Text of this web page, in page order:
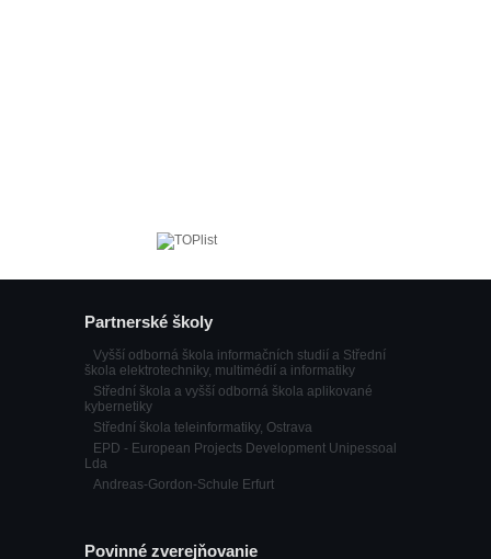
Partnerské školy
Vyšší odborná škola informačních studií a Střední
škola elektrotechniky, multimédií a informatiky
Střední škola a vyšší odborná škola aplikované
kybernetiky
Střední škola teleinformatiky, Ostrava
EPD - European Projects Development Unipessoal
Lda
Andreas-Gordon-Schule Erfurt
Povinné zverejňovanie